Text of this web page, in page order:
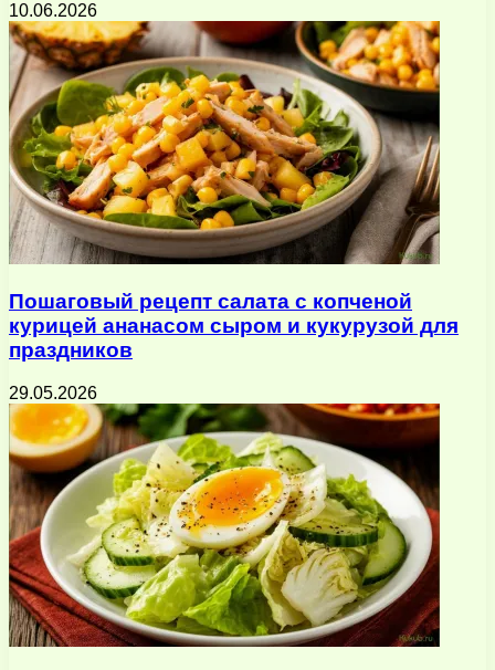
10.06.2026
Пошаговый рецепт салата с копченой
курицей ананасом сыром и кукурузой для
праздников
29.05.2026